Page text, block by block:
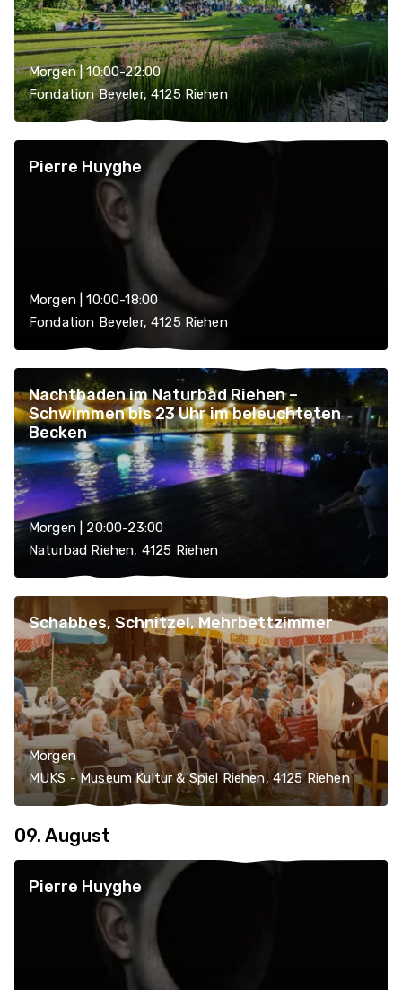
Morgen | 10:00-22:00
Fondation Beyeler, 4125 Riehen
Pierre Huyghe
Morgen | 10:00-18:00
Fondation Beyeler, 4125 Riehen
Nachtbaden im Naturbad Riehen –
Schwimmen bis 23 Uhr im beleuchteten
Becken
Morgen | 20:00-23:00
Naturbad Riehen, 4125 Riehen
Schabbes, Schnitzel, Mehrbettzimmer
Morgen
MUKS - Museum Kultur & Spiel Riehen, 4125 Riehen
09. August
Pierre Huyghe